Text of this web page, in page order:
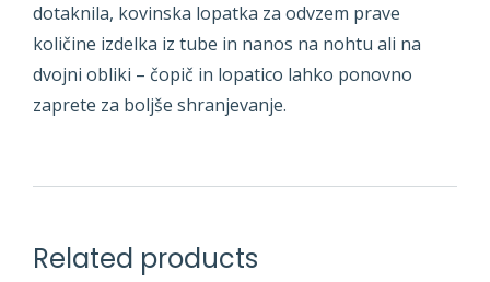
dotaknila, kovinska lopatka za odvzem prave
količine izdelka iz tube in nanos na nohtu ali na
dvojni obliki – čopič in lopatico lahko ponovno
zaprete za boljše shranjevanje.
Related products